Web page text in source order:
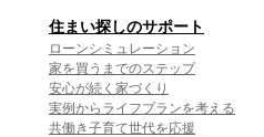
住まい探しのサポート
ローンシミュレーション
家を買うまでのステップ
安心が続く家づくり
実例からライフプランを考える
共働き子育て世代を応援